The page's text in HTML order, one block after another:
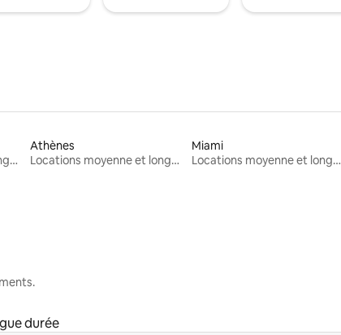
Locations moyenne et longue durée
Athènes
Locations moyenne et longue durée
Miami
Locations moyenne et longue durée
durée